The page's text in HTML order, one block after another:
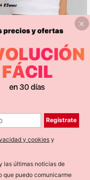
EZwear Pantalones cortos v
Regístrate
y cookiesy
las últimas noticias de
que puedo comunicarme